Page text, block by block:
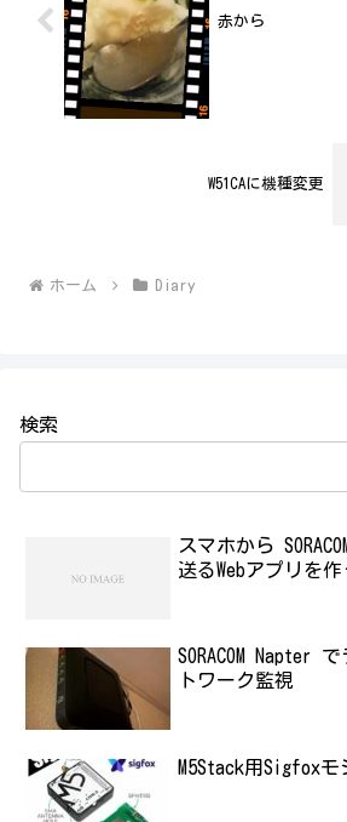
赤から
W51CAに機種変更
ホーム Diary
検索
スマホから
送るWebアプリを
SORACOM Napter
トワーク監視
M5Stack用Sigfox